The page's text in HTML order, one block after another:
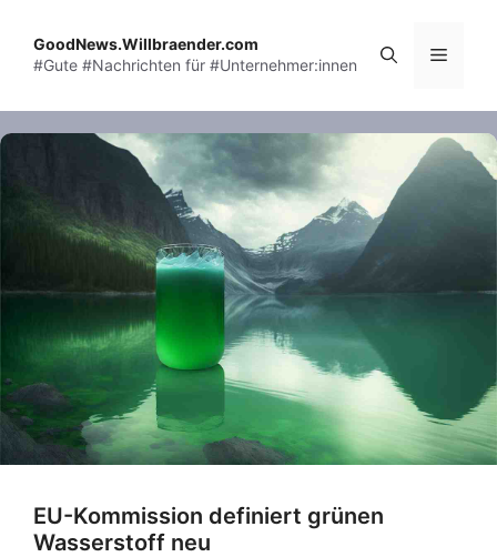
content
GoodNews.Willbraender.com
#Gute #Nachrichten für #Unternehmer:innen
Menu
EU-Kommission definiert grünen
Wasserstoff neu